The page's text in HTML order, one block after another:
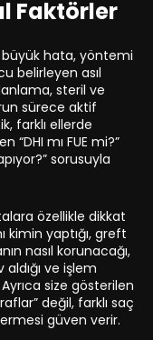
Faktörler
büyük hata, yöntemi
belirleyen asıl
steril ve
sürece aktif
farklı ellerde
mı FUE mi?”
sorusuyla
özellikle dikkat
kimin yaptığı, greft
nasıl korunacağı,
ve işlem
size gösterilen
değil, farklı saç
güven verir.